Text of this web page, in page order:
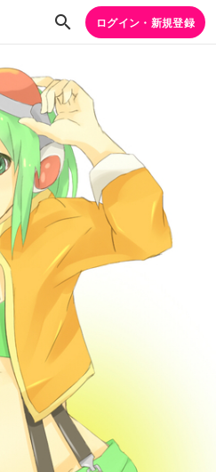
ログイン・新規登録